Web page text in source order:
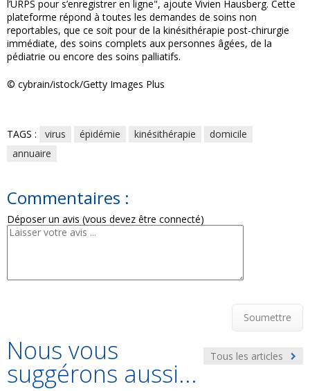
l’URPS pour s’enregistrer en ligne", ajoute Vivien Hausberg. Cette
plateforme répond à toutes les demandes de soins non
reportables, que ce soit pour de la kinésithérapie post-chirurgie
immédiate, des soins complets aux personnes âgées, de la
pédiatrie ou encore des soins palliatifs.
© cybrain/istock/Getty Images Plus
TAGS : virus épidémie kinésithérapie
domicile
annuaire
Commentaires :
Déposer un avis (vous devez être connecté)
Soumettre
Tous les articles
Nous vous
suggérons aussi...